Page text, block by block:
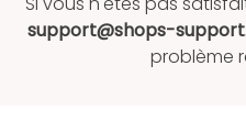
support@shops-
problème